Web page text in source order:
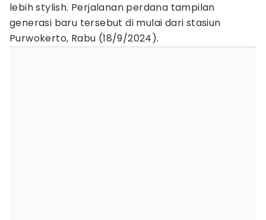
lebih stylish. Perjalanan perdana tampilan
generasi baru tersebut di mulai dari stasiun
Purwokerto, Rabu (18/9/2024).